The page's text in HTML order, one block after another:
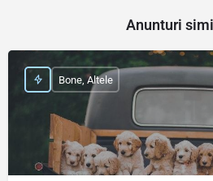
Anunturi
Bone, Altele